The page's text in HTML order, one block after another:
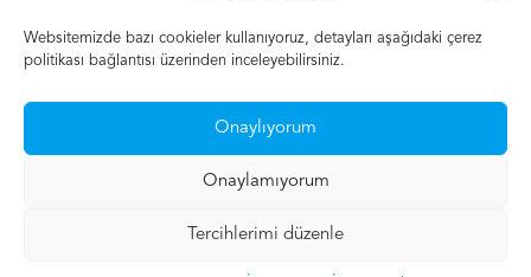
Websitemizde bazı cookieler kullanıyoruz, detayları aşağıdaki çerez
politikası bağlantısı üzerinden inceleyebilirsiniz.
Onaylıyorum
Onaylamıyorum
Tercihlerimi düzenle